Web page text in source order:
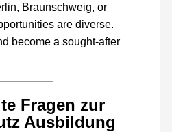
Braunschweig, or
are diverse.
become a sought-after
Fragen zur
Ausbildung